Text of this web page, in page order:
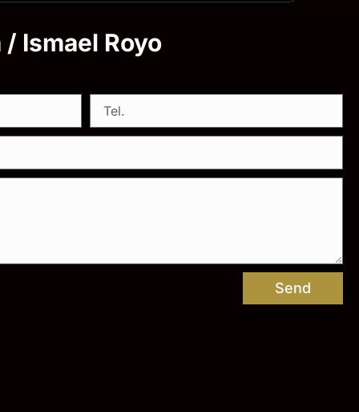
Ismael Royo
Send